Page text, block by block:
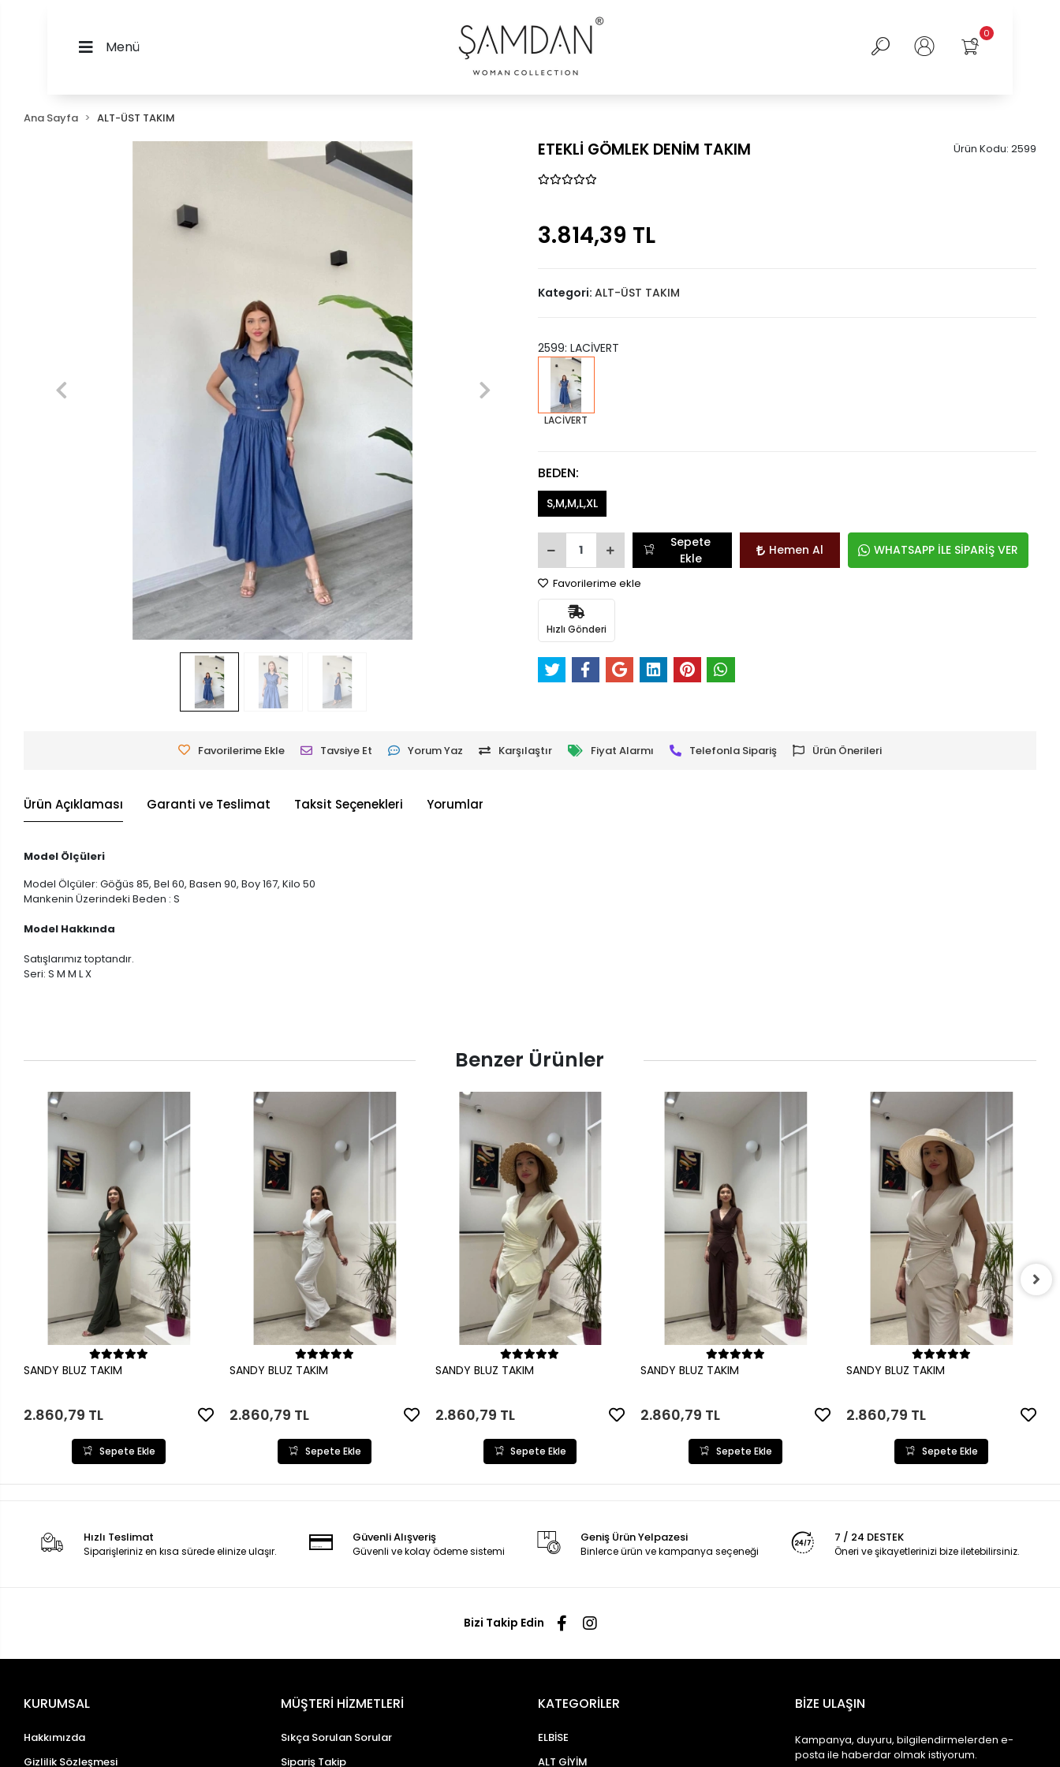
Menü
0
Ana Sayfa ALT-ÜST TAKIM
ETEKLİ GÖMLEK DENİM TAKIM Ürün Kodu: 2599
3.814,39 TL
Kategori: ALT-ÜST TAKIM
2599: LACİVERT
LACİVERT
BEDEN:
S,M,M,L,XL
Sepete
Ekle
Hemen Al WHATSAPP İLE SİPARİŞ VER
Favorilerime ekle
Hızlı Gönderi
Favorilerime Ekle Tavsiye Et Yorum Yaz Karşılaştır Fiyat Alarmı Telefonla Sipariş Ürün Önerileri
Ürün Açıklaması Garanti ve Teslimat Taksit Seçenekleri Yorumlar
Model Ölçüleri
Model Ölçüler: Göğüs 85, Bel 60, Basen 90, Boy 167, Kilo 50
Mankenin Üzerindeki Beden : S
Model Hakkında
Satışlarımız toptandır.
Seri: S M M L X
Benzer Ürünler
Sepete Ekle
SANDY BLUZ TAKIM
2.860,79 TL
Sepete Ekle
Sepete Ekle
SANDY BLUZ TAKIM
2.860,79 TL
Sepete Ekle
Sepete Ekle
SANDY BLUZ TAKIM
2.860,79 TL
Sepete Ekle
Sepete Ekle
SANDY BLUZ TAKIM
2.860,79 TL
Sepete Ekle
Sepete Ekle
SANDY BLUZ TAKIM
2.860,79 TL
Sepete Ekle
Hızlı Teslimat
Siparişleriniz en kısa sürede elinize ulaşır.
Güvenli Alışveriş
Güvenli ve kolay ödeme sistemi
Geniş Ürün Yelpazesi
Binlerce ürün ve kampanya seçeneği
7 / 24 DESTEK
Öneri ve şikayetlerinizi bize iletebilirsiniz.
Bizi Takip Edin
KURUMSAL
Hakkımızda
Gizlilik Sözleşmesi
MÜŞTERİ HİZMETLERİ
Sıkça Sorulan Sorular
Sipariş Takip
KATEGORİLER
ELBİSE
ALT GİYİM
BİZE ULAŞIN
Kampanya, duyuru, bilgilendirmelerden e-
posta ile haberdar olmak istiyorum.